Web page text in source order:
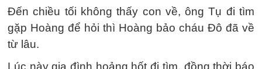
Đến chiều tối không thấy con về, ông Tụ đi tìm
gặp Hoàng để hỏi thì Hoàng bảo cháu Đô đã về
từ lâu.
Lúc này gia đình hoảng hốt đi tìm, đồng thời báo